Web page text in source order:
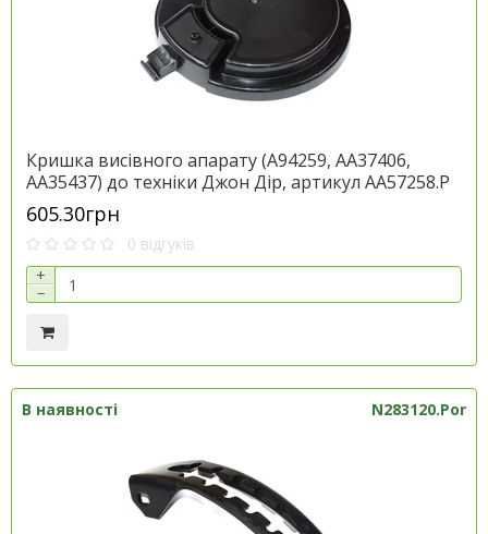
Кришка висівного апарату (A94259, AA37406,
AA35437) до техніки Джон Дір, артикул AA57258.P
605.30грн
0 відгуків
+
−
В наявності N283120.Por